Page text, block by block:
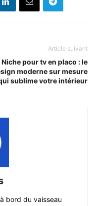
Article suivant
Niche pour tv en placo : le
moderne sur mesure
sublime votre intérieur
bord du vaisseau